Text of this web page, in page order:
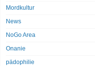
Mordkultur
News
NoGo Area
Onanie
pädophilie